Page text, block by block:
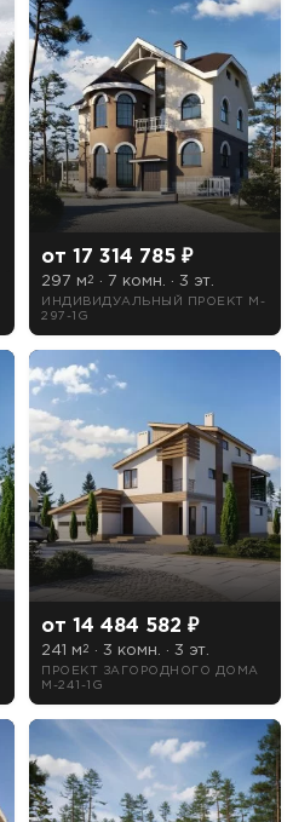
от 17 314 785 ₽
297 м2 · 7 комн. · 3 эт.
ИНДИВИДУАЛЬНЫЙ ПРОЕКТ M-
297-1G
от 14 484 582 ₽
241 м2 · 3 комн. · 3 эт.
ПРОЕКТ ЗАГОРОДНОГО ДОМА
M-241-1G